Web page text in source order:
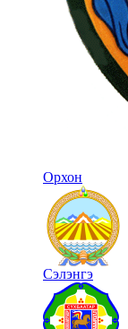
Орхон
Сэлэнгэ